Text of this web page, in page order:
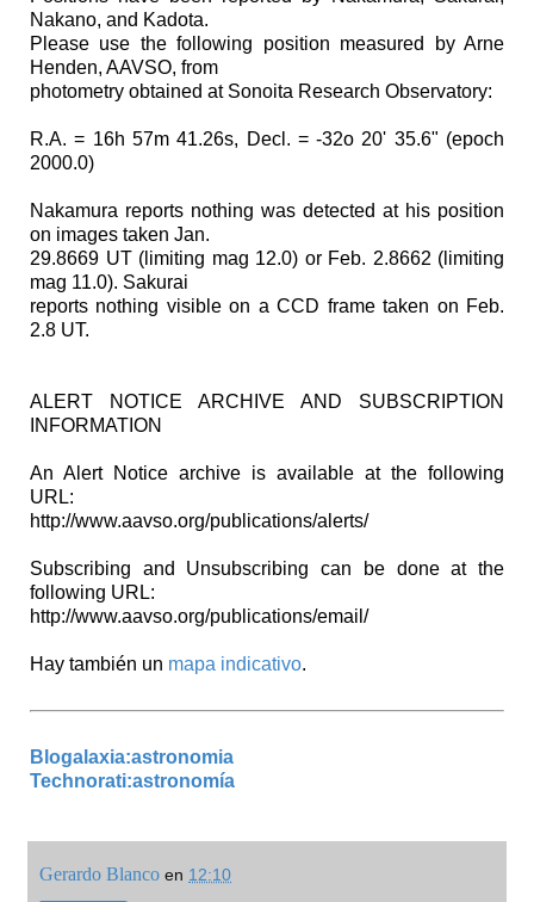
Nakano, and Kadota.
Please use the following position measured by Arne
Henden, AAVSO, from
photometry obtained at Sonoita Research Observatory:
R.A. = 16h 57m 41.26s, Decl. = -32o 20' 35.6" (epoch
2000.0)
Nakamura reports nothing was detected at his position
on images taken Jan.
29.8669 UT (limiting mag 12.0) or Feb. 2.8662 (limiting
mag 11.0). Sakurai
reports nothing visible on a CCD frame taken on Feb.
2.8 UT.
ALERT NOTICE ARCHIVE AND SUBSCRIPTION
INFORMATION
An Alert Notice archive is available at the following
URL:
http://www.aavso.org/publications/alerts/
Subscribing and Unsubscribing can be done at the
following URL:
http://www.aavso.org/publications/email/
Hay también un mapa indicativo.
Blogalaxia:astronomia
Technorati:astronomía
Gerardo Blanco en 12:10